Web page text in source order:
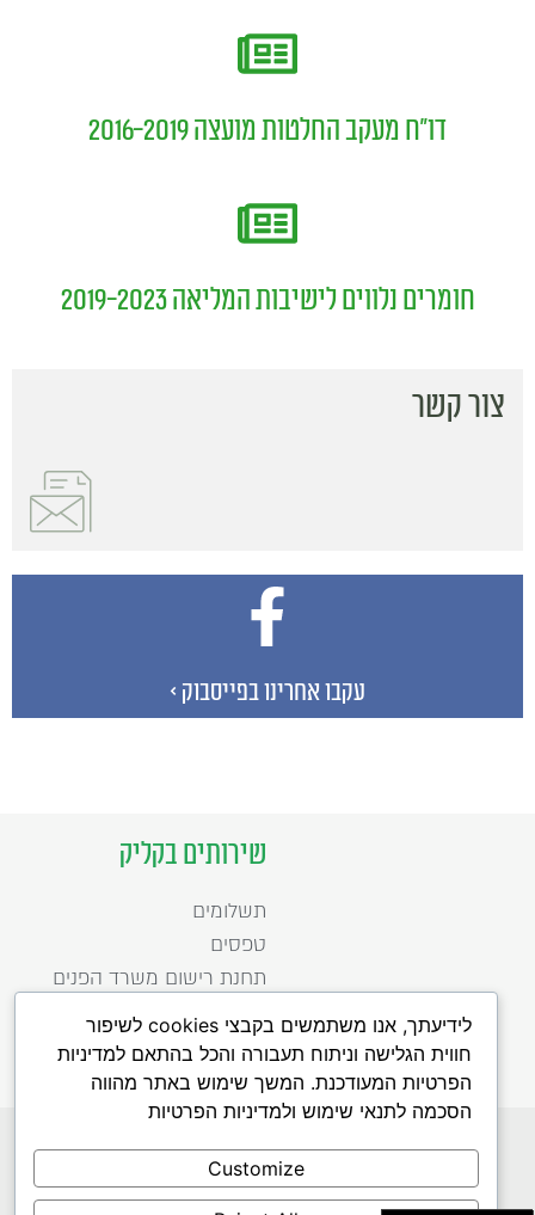
דו"ח מעקב החלטות מועצה 2016-2019
חומרים נלווים לישיבות המליאה 2019-2023
צור קשר
עקבו אחרינו בפייסבוק >
שירותים בקליק
תשלומים
טפסים
תחנת רישום משרד הפנים
הפעלת האתר נתמכת כספית על ידי מטה ישראל דיגיטאלית, משרד הכלכלה
לדיווח על תקלות באתר לחצו כאן
הצהרת נגישות
לידיעתך, אנו משתמשים בקבצי cookies לשיפור
חווית הגלישה וניתוח תעבורה והכל בהתאם למדיניות
הפרטיות המעודכנת. המשך שימוש באתר מהווה
הסכמה לתנאי שימוש ולמדיניות הפרטיות
Customize